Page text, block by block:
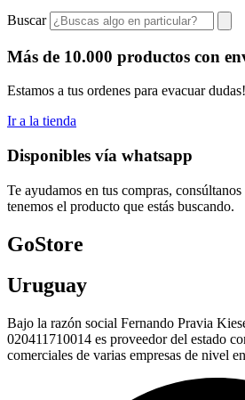
Buscar
Más de 10.000 productos con
Estamos a tus ordenes para evacuar dudas!
Ir a la tienda
Disponibles vía whatsapp
Te ayudamos en tus compras,
tenemos el producto que estás buscando.
GoStore
Uruguay
Bajo la razón social Fernando Pravia
020411710014 es proveedor del estado
comerciales de varias empresas de nivel